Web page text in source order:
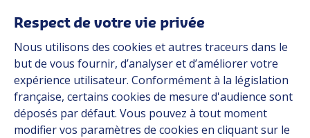
Applications
Solutions
Ressources
À propos
Carrière
Contact
Respect de votre vie privée
Nous utilisons des cookies et autres traceurs dans le
but de vous fournir, d’analyser et d’améliorer votre
expérience utilisateur. Conformément à la législation
française, certains cookies de mesure d'audience sont
déposés par défaut. Vous pouvez à tout moment
modifier vos paramètres de cookies en cliquant sur le